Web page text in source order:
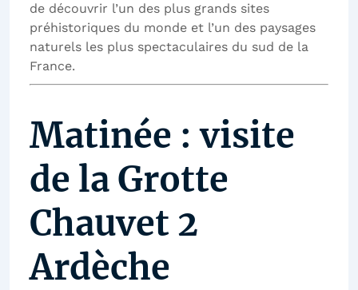
de découvrir l’un des plus grands sites
préhistoriques du monde et l’un des paysages
naturels les plus spectaculaires du sud de la
France.
Matinée : visite
de la Grotte
Chauvet 2
Ardèche